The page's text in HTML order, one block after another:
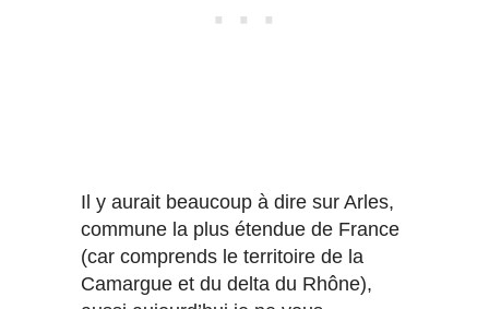
Il y aurait beaucoup à dire sur Arles,
commune la plus étendue de France
(car comprends le territoire de la
Camargue et du delta du Rhône),